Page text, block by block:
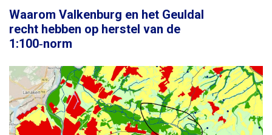
Waarom Valkenburg en het Geuldal
recht hebben op herstel van de
1:100‑norm